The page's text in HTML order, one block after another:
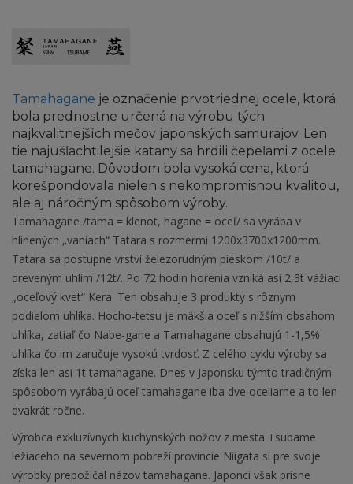
Tamahagane je označenie prvotriednej ocele, ktorá
bola prednostne určená na výrobu tých
najkvalitnejších mečov japonských samurajov. Len
tie najušľachtilejšie katany sa hrdili čepeľami z ocele
tamahagane. Dôvodom bola vysoká cena, ktorá
korešpondovala nielen s nekompromisnou kvalitou,
ale aj náročným spôsobom výroby.
Tamahagane /tama = klenot, hagane = oceľ/ sa vyrába v
hlinených „vaniach“ Tatara s rozmermi 1200x3700x1200mm.
Tatara sa postupne vrství železorudným pieskom /10t/ a
dreveným uhlím /12t/. Po 72 hodín horenia vzniká asi 2,3t vážiaci
„oceľový kvet“ Kera. Ten obsahuje 3 produkty s rôznym
podielom uhlíka. Hocho-tetsu je mäkšia oceľ s nižším obsahom
uhlíka, zatiaľ čo Nabe-gane a Tamahagane obsahujú 1-1,5%
uhlíka čo im zaručuje vysokú tvrdosť. Z celého cyklu výroby sa
získa len asi 1t tamahagane. Dnes v Japonsku týmto tradičným
spôsobom vyrábajú oceľ tamahagane iba dve oceliarne a to len
dvakrát ročne.
Výrobca exkluzívnych kuchynských nožov z mesta Tsubame
ležiaceho na severnom pobreží provincie Niigata si pre svoje
výrobky prepožičal názov tamahagane. Japonci však prísne